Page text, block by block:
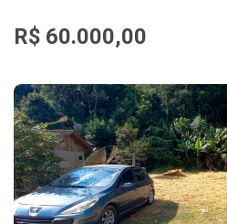
R$ 60.000,00